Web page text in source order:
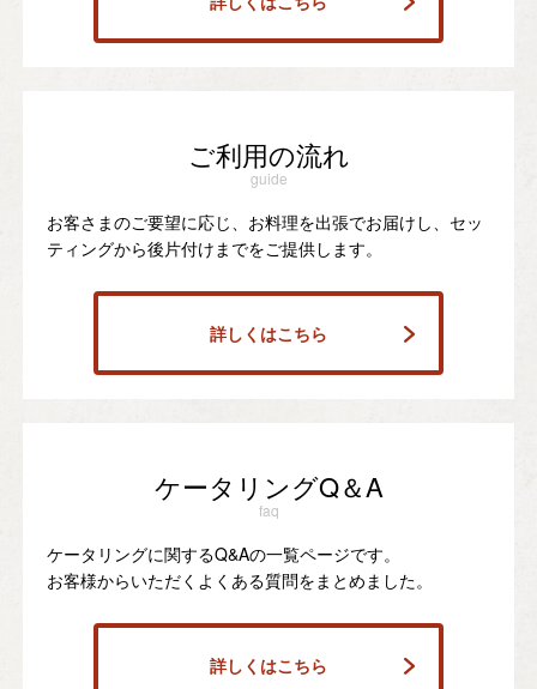
ご利用の流れ
guide
お客さまのご要望に応じ、お料理を出張でお届けし、セッ
ティングから後片付けまでをご提供します。
詳しくはこちら
ケータリングQ＆A
faq
ケータリングに関するQ&Aの一覧ページです。
お客様からいただくよくある質問をまとめました。
詳しくはこちら